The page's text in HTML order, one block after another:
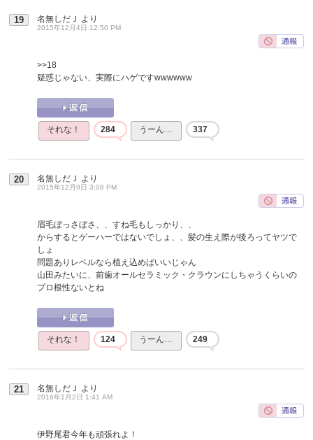
19 名無しだＪ より
2015年12月4日 12:50 PM
>>18
疑惑じゃない、実際にハゲですwwwwww
それな！ 284 うーん… 337
20 名無しだＪ より
2015年12月9日 3:08 PM
眉毛ぼっさぼさ、、すね毛もしっかり、、
からするとゲーハーではないでしょ、、髪の生え際が後ろってヤツで
しょ
問題ありレベルなら植え込めばいいじゃん
山田みたいに、前歯オールセラミック・クラウンにしちゃうくらいの
プロ根性ないとね
それな！ 124 うーん… 249
21 名無しだＪ より
2016年1月2日 1:41 AM
伊野尾君今年も頑張れよ！